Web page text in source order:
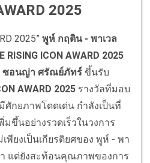
2025
2025” พูห์ กฤติน - พาเวล
RISING ICON AWARD 2025
อนญ่า ศรัณย์ภัทร์ ขึ้นรับ
AWARD 2025 รางวัลที่มอบ
กยภาพโดดเด่น กำลังเป็นที่
ขึ้นอย่างรวดเร็วในวงการ
พียงเป็นเกียรติยศของ พูห์ - พา
แต่ยังสะท้อนคุณภาพของการ